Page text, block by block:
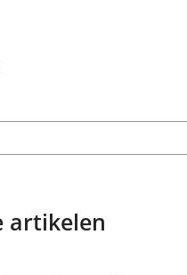
artikelen